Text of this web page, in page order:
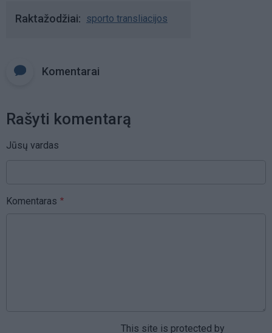
Raktažodžiai sporto transliacijos
Komentarai
Rašyti komentarą
Jūsų vardas
Komentaras
This site is protected by